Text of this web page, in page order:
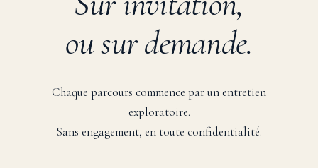
ou sur demande.
Chaque parcours commence par un entretien
exploratoire.
Sans engagement, en toute confidentialité.